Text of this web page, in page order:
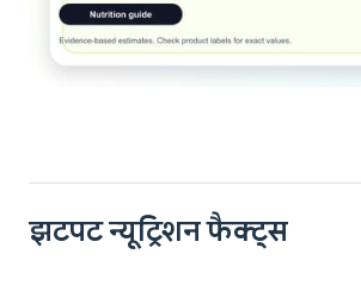
झटपट न्यूट्रिशन फैक्ट्स